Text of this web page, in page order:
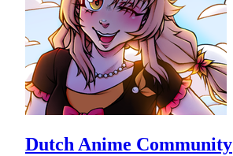
Dutch Anime Community